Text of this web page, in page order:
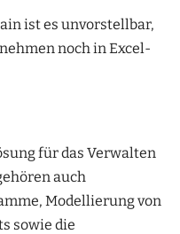
ist es unvorstellbar,
noch in Excel-
für das Verwalten
auch
Modellierung von
sowie die